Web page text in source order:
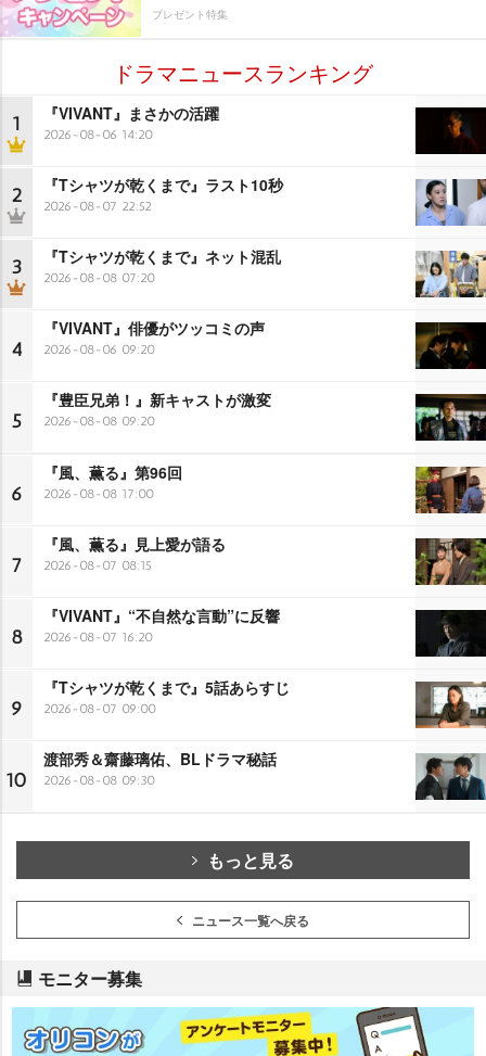
プレゼント特集
ドラマニュースランキング
1 『VIVANT』まさかの活躍
2026-08-06 14:20
2 『Tシャツが乾くまで』ラスト10秒
2026-08-07 22:52
3 『Tシャツが乾くまで』ネット混乱
2026-08-08 07:20
4
『VIVANT』俳優がツッコミの声
2026-08-06 09:20
5
『豊臣兄弟！』新キャストが激変
2026-08-08 09:20
6
『風、薫る』第96回
2026-08-08 17:00
7
『風、薫る』見上愛が語る
2026-08-07 08:15
8
『VIVANT』“不自然な言動”に反響
2026-08-07 16:20
9
『Tシャツが乾くまで』5話あらすじ
2026-08-07 09:00
10
渡部秀＆齋藤璃佑、BLドラマ秘話
2026-08-08 09:30
もっと見る
ニュース一覧へ戻る
モニター募集